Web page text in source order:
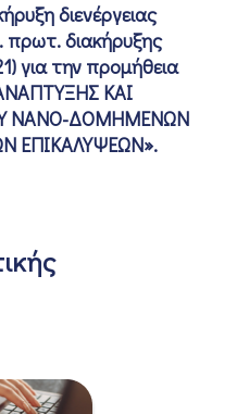
διενέργειας
πρωτ. διακήρυξης
για την προμήθεια
ΚΑΙ
ΝΑΝΟ-ΔΟΜΗΜΕΝΩΝ
ΕΠΙΚΑΛΥΨΕΩΝ».